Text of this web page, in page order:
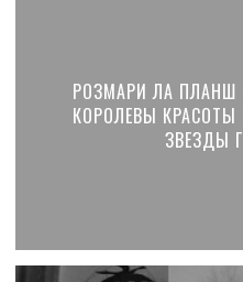
РОЗМАРИ ЛА
КОРОЛЕВЫ КРАСОТЫ
ЗВЕЗДЫ